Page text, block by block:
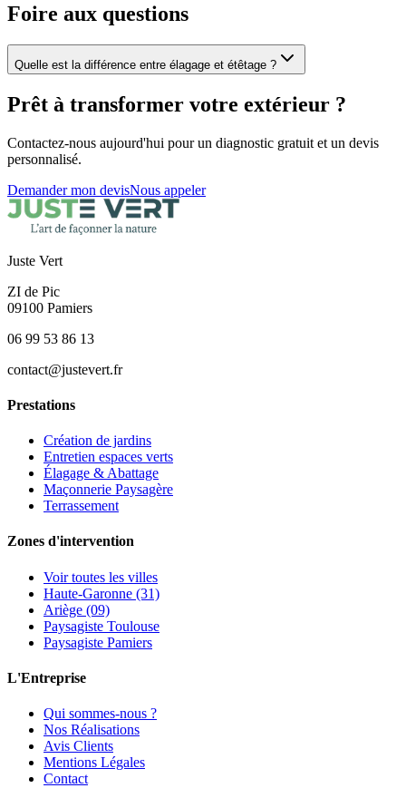
Foire aux questions
Quelle est la différence entre élagage et étêtage ?
Prêt à transformer votre extérieur ?
Contactez-nous aujourd'hui pour un diagnostic gratuit et un devis
personnalisé.
Demander mon devisNous appeler
Juste Vert
ZI de Pic
09100 Pamiers
06 99 53 86 13
contact@justevert.fr
Prestations
Création de jardins
Entretien espaces verts
Élagage & Abattage
Maçonnerie Paysagère
Terrassement
Zones d'intervention
Voir toutes les villes
Haute-Garonne (31)
Ariège (09)
Paysagiste Toulouse
Paysagiste Pamiers
L'Entreprise
Qui sommes-nous ?
Nos Réalisations
Avis Clients
Mentions Légales
Contact